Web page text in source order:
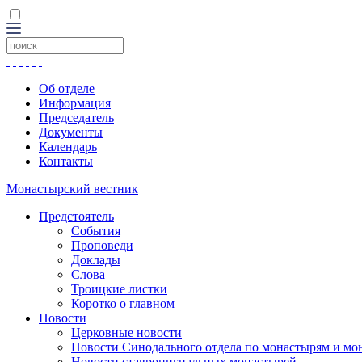
Об отделе
Информация
Председатель
Документы
Календарь
Контакты
Монастырский вестник
Предстоятель
События
Проповеди
Доклады
Слова
Троицкие листки
Коротко о главном
Новости
Церковные новости
Новости Синодального отдела по монастырям и